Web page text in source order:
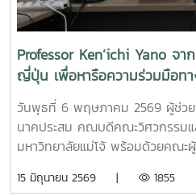
Professor Ken’ichi Yano จ
ญี่ปุ่น เพื่อหารือความร่วมมือทา
เปลี่ยนนักศึกษา
วันพุธที่ 6 พฤษภาคม 2569 ผู้ช่วย
นาคประสม คณบดีคณะวิศวกรรมแ
มหาวิทยาลัยแม่โจ้ พร้อมด้วยคณะ
วิทยาศาสตร์การอาหาร หลักสูตรร
15 มิถุนายน 2569 | 1855